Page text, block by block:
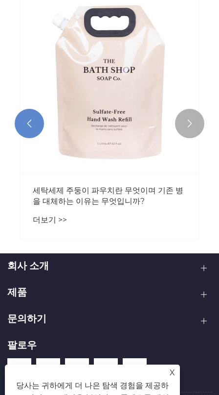
세탁세제 주둥이 파우치란 무엇이며 기존 병
을 대체하는 이유는 무엇입니까?
더보기 >>
 
회사 소개
제품
문의하기
팔로우
X
당사는 귀하에게 더 나은 탐색 경험을 제공하